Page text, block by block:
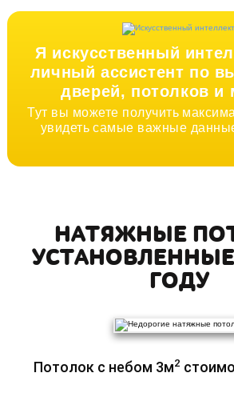
Я искусственный
личный ассистент по
дверей, потолков и
Тут вы можете получить
увидеть самые важные
НАТЯЖНЫЕ
ГОДУ
Потолок с небом 3м2